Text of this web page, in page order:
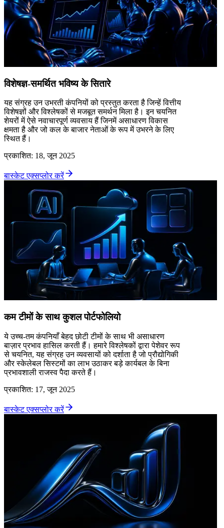
विशेषज्ञ-समर्थित भविष्य के सितारे
यह संग्रह उन उभरती कंपनियों को प्रस्तुत करता है जिन्हें वित्तीय
विशेषज्ञों और विश्लेषकों से मजबूत समर्थन मिला है। इन चयनित
शेयरों में ऐसे नवाचारपूर्ण व्यवसाय हैं जिनमें असाधारण विकास
क्षमता है और जो कल के बाजार नेताओं के रूप में उभरने के लिए
स्थित हैं।
प्रकाशित: 18, जून 2025
बास्केट एक्सप्लोर करें
कम टीमों के साथ कुशल पोर्टफोलियो
ये उच्च-तम कंपनियाँ बेहद छोटी टीमों के साथ भी असाधारण
बाज़ार प्रभाव हासिल करती हैं। हमारे विश्लेषकों द्वारा पेशेवर रूप
से चयनित, यह संग्रह उन व्यवसायों को दर्शाता है जो प्रौद्योगिकी
और स्केलेबल सिस्टमों का लाभ उठाकर बड़े कार्यबल के बिना
प्रभावशाली राजस्व पैदा करते हैं।
प्रकाशित: 17, जून 2025
बास्केट एक्सप्लोर करें